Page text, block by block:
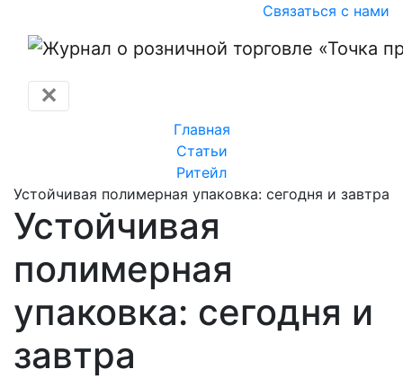
Связаться с нами
✕
Главная
Статьи
Ритейл
Устойчивая полимерная упаковка: сегодня и завтра
Устойчивая
полимерная
упаковка: сегодня и
завтра